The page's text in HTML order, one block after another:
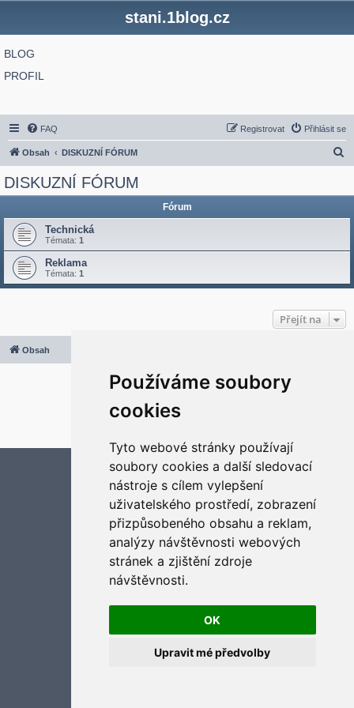
Používáme soubory
cookies
Tyto webové stránky používají
soubory cookies a další sledovací
nástroje s cílem vylepšení
uživatelského prostředí, zobrazení
přizpůsobeného obsahu a reklam,
analýzy návštěvnosti webových
stránek a zjištění zdroje
návštěvnosti.
OK
Upravit mé předvolby
stani.1blog.cz
BLOG
PROFIL
FAQ Přihlásit se
Registrovat
Obsah DISKUZNÍ FÓRUM
DISKUZNÍ FÓRUM
Fórum
Technická
Témata: 1
Reklama
Témata: 1
Přejít na
Obsah
2020 © ASTRA - CZ s.r.o.
Založeno naphpBB® Forum Software © phpBB Limited
Český překlad –
Aktualizujte předvolby souborů cookies